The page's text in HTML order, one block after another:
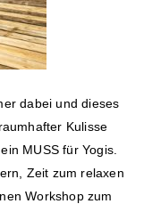
dabei und dieses
Kulisse
MUSS für Yogis.
Zeit zum relaxen
Workshop zum